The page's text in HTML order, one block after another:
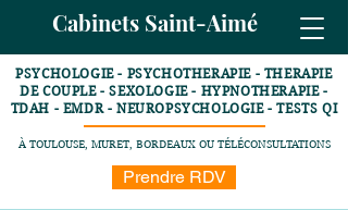
Cabinets Saint-Aimé
PSYCHOLOGIE - PSYCHOTHERAPIE - THERAPIE
DE COUPLE - SEXOLOGIE - HYPNOTHERAPIE -
TDAH - EMDR - NEUROPSYCHOLOGIE - TESTS QI
À TOULOUSE, MURET, BORDEAUX OU TÉLÉCONSULTATIONS
Prendre RDV